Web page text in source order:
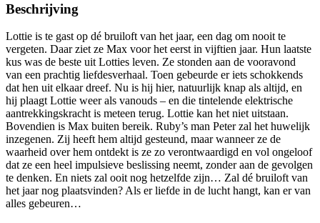
Beschrijving
Lottie is te gast op dé bruiloft van het jaar, een dag om nooit te
vergeten. Daar ziet ze Max voor het eerst in vijftien jaar. Hun laatste
kus was de beste uit Lotties leven. Ze stonden aan de vooravond
van een prachtig liefdesverhaal. Toen gebeurde er iets schokkends
dat hen uit elkaar dreef. Nu is hij hier, natuurlijk knap als altijd, en
hij plaagt Lottie weer als vanouds – en die tintelende elektrische
aantrekkingskracht is meteen terug. Lottie kan het niet uitstaan.
Bovendien is Max buiten bereik. Ruby’s man Peter zal het huwelijk
inzegenen. Zij heeft hem altijd gesteund, maar wanneer ze de
waarheid over hem ontdekt is ze zo verontwaardigd en vol ongeloof
dat ze een heel impulsieve beslissing neemt, zonder aan de gevolgen
te denken. En niets zal ooit nog hetzelfde zijn… Zal dé bruiloft van
het jaar nog plaatsvinden? Als er liefde in de lucht hangt, kan er van
alles gebeuren…